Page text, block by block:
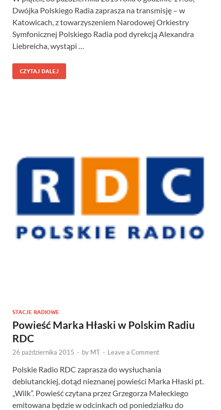
Dwójka Polskiego Radia zaprasza na transmisję – w
Katowicach, z towarzyszeniem Narodowej Orkiestry
Symfonicznej Polskiego Radia pod dyrekcją Alexandra
Liebreicha, wystąpi …
CZYTAJ DALEJ
STACJE RADIOWE
Powieść Marka Hłaski w Polskim Radiu
RDC
26 października 2015 - by MT - Leave a Comment
Polskie Radio RDC zaprasza do wysłuchania
debiutanckiej, dotąd nieznanej powieści Marka Hłaski pt.
„Wilk”. Powieść czytana przez Grzegorza Małeckiego
emitowana będzie w odcinkach od poniedziałku do